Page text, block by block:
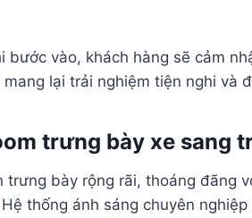
bước vào, khách hàng sẽ cảm
lại trải nghiệm tiện nghi và
trưng bày xe sang
trưng bày rộng rãi, thoáng đãng
thống ánh sáng chuyên